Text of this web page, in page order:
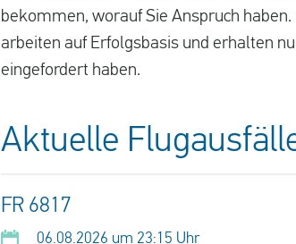
bekommen, worauf Sie Anspruch
arbeiten auf Erfolgsbasis und erhalten
eingefordert haben.
Aktuelle
FR 6817
06.08.2026 um 23:15 Uhr